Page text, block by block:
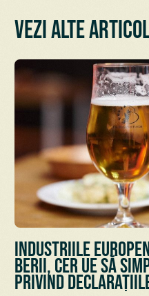
Vezi alte
Industriile
berii, cer UE să
privind